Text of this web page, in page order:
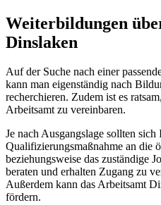
Weiterbildungen
Dinslaken
Auf der Suche nach einer
kann man eigenständig nach
recherchieren. Zudem ist es
Arbeitsamt zu vereinbaren.
Je nach Ausgangslage sollten
Qualifizierungsmaßnahme an die
beziehungsweise das zuständige
beraten und erhalten Zugang zu
Außerdem kann das Arbeitsamt
fördern.